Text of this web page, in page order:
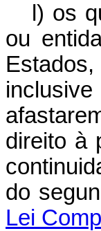
l) os
ou
direito à
do
Lei